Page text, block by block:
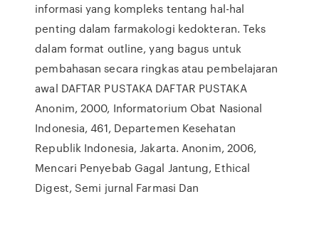
informasi yang kompleks tentang hal-hal
penting dalam farmakologi kedokteran. Teks
dalam format outline, yang bagus untuk
pembahasan secara ringkas atau pembelajaran
awal DAFTAR PUSTAKA DAFTAR PUSTAKA
Anonim, 2000, Informatorium Obat Nasional
Indonesia, 461, Departemen Kesehatan
Republik Indonesia, Jakarta. Anonim, 2006,
Mencari Penyebab Gagal Jantung, Ethical
Digest, Semi jurnal Farmasi Dan